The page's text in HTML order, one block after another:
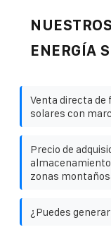
ENERGÍA
Venta directa de
solares con
Precio de
zonas
¿Puedes